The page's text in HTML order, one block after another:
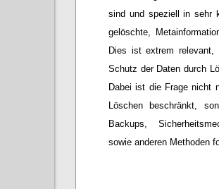
sind und speziell in sehr
gelöschte,
Dies ist extrem relevant,
Schutz der Daten durch
Dabei ist die Frage nicht
Löschen beschränkt,
Backups,
sowie anderen Methoden